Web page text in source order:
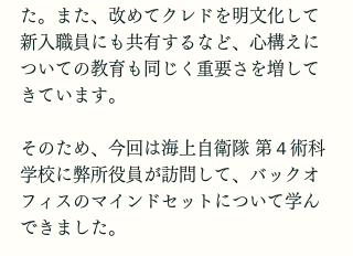
た。また、改めてクレドを明文化して
新入職員にも共有するなど、心構えに
ついての教育も同じく重要さを増して
きています。
そのため、今回は海上自衛隊 第４術科
学校に弊所役員が訪問して、バックオ
フィスのマインドセットについて学ん
できました。